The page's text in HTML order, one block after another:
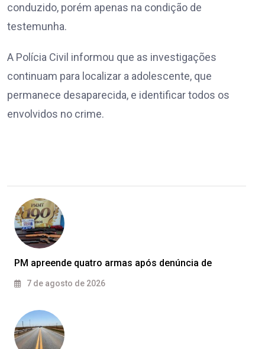
conduzido, porém apenas na condição de
testemunha.
A Polícia Civil informou que as investigações
continuam para localizar a adolescente, que
permanece desaparecida, e identificar todos os
envolvidos no crime.
PM apreende quatro armas após denúncia de
7 de agosto de 2026